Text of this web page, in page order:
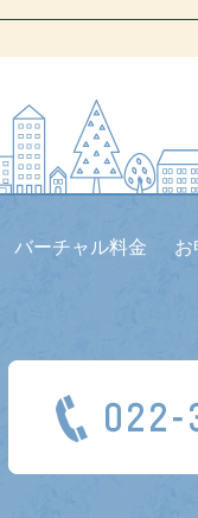
バーチャル料金 お